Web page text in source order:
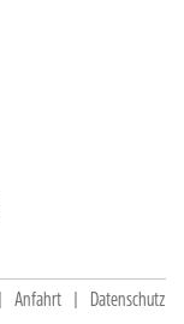
Anfahrt Datenschutz